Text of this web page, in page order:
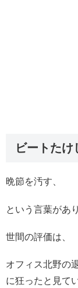
ビートた
晩節を汚す、
という言葉があ
世間の評価は、
オフィス北野の
に狂ったと見て